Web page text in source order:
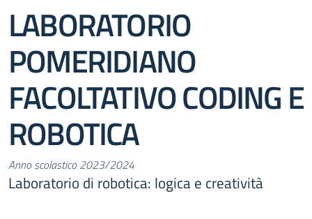
LABORATORIO
POMERIDIANO
FACOLTATIVO CODING E
ROBOTICA
Anno scolastico 2023/2024
Laboratorio di robotica: logica e creatività